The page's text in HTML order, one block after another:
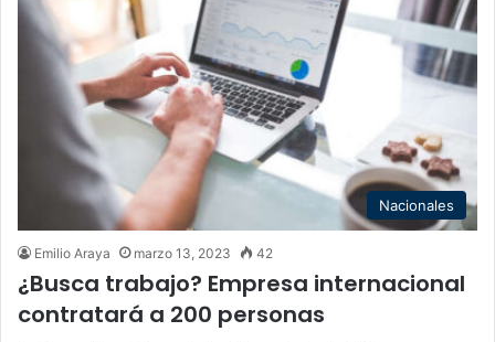
Nacionales
Emilio Araya marzo 13, 2023 42
¿Busca trabajo? Empresa internacional
contratará a 200 personas